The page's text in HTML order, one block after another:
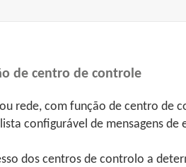
de centro de controle
rede, com função de centro de
configurável de mensagens de
dos centros de controlo a